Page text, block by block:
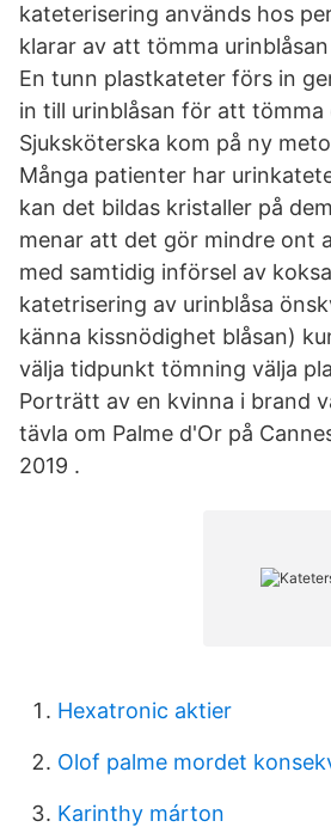
kateterisering används hos
klarar av att tömma
En tunn plastkateter förs in
in till urinblåsan för att tömma
Sjuksköterska kom på ny
Många patienter har
kan det bildas kristaller på
menar att det gör mindre ont
med samtidig införsel av
katetrisering av urinblåsa
känna kissnödighet blåsan)
välja tidpunkt tömning välja
Porträtt av en kvinna i brand
tävla om Palme d'Or på
2019 .
Hexatronic aktier
Olof palme mordet
Karinthy márton